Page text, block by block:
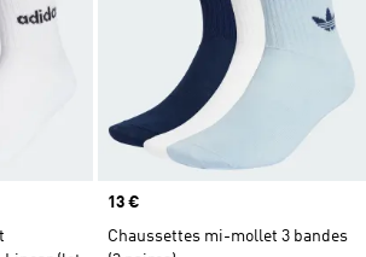
Prix
13 €
Chaussettes mi-mollet 3 bandes